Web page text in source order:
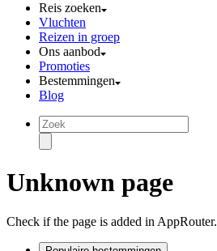
Reis zoeken
Vluchten
Reizen in groep
Ons aanbod
Promoties
Bestemmingen
Blog
Unknown page
Check if the page is added in AppRouter.